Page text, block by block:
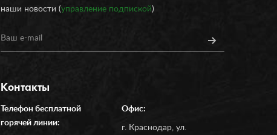
наши новости (управление подпиской)
Контакты
Телефон бесплатной
горячей линии:
Офис:
г. Краснодар, ул.